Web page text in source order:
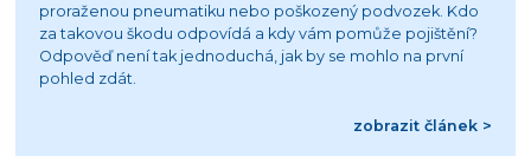
proraženou pneumatiku nebo poškozený podvozek. Kdo
za takovou škodu odpovídá a kdy vám pomůže pojištění?
Odpověď není tak jednoduchá, jak by se mohlo na první
pohled zdát.
zobrazit článek >